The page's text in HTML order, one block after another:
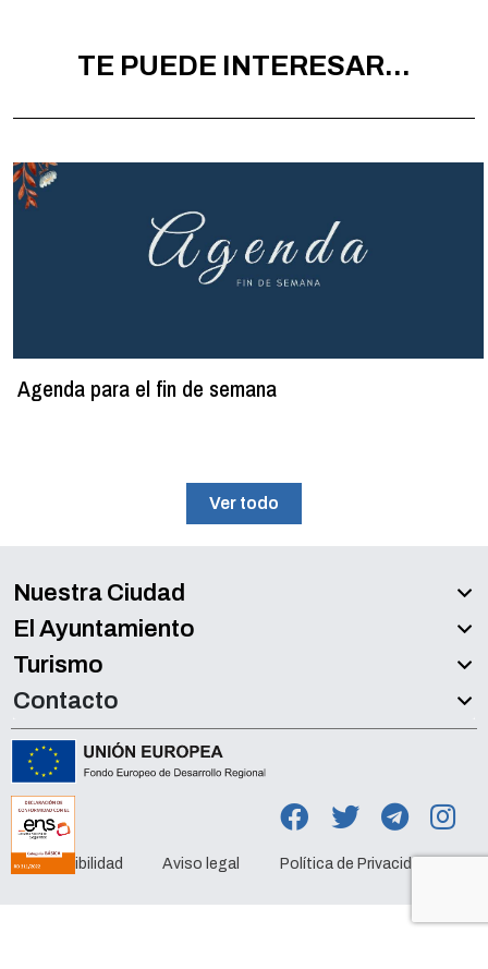
TE PUEDE INTERESAR...
Agenda para el fin de semana
Ver todo
Nuestra Ciudad
El Ayuntamiento
Turismo
Contacto
Accesibilidad Aviso legal Política de Privacidad